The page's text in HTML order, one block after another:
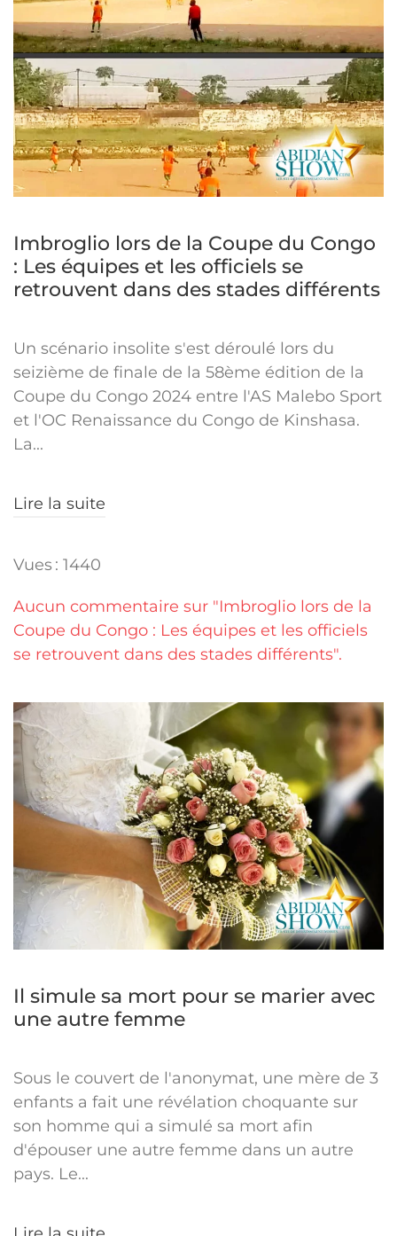
Imbroglio lors de la Coupe du Congo
: Les équipes et les officiels se
retrouvent dans des stades différents
Un scénario insolite s'est déroulé lors du
seizième de finale de la 58ème édition de la
Coupe du Congo 2024 entre l'AS Malebo Sport
et l'OC Renaissance du Congo de Kinshasa.
La...
Lire la suite
Vues : 1440
Aucun commentaire sur "Imbroglio lors de la
Coupe du Congo : Les équipes et les officiels
se retrouvent dans des stades différents".
Il simule sa mort pour se marier avec
une autre femme
Sous le couvert de l'anonymat, une mère de 3
enfants a fait une révélation choquante sur
son homme qui a simulé sa mort afin
d'épouser une autre femme dans un autre
pays. Le...